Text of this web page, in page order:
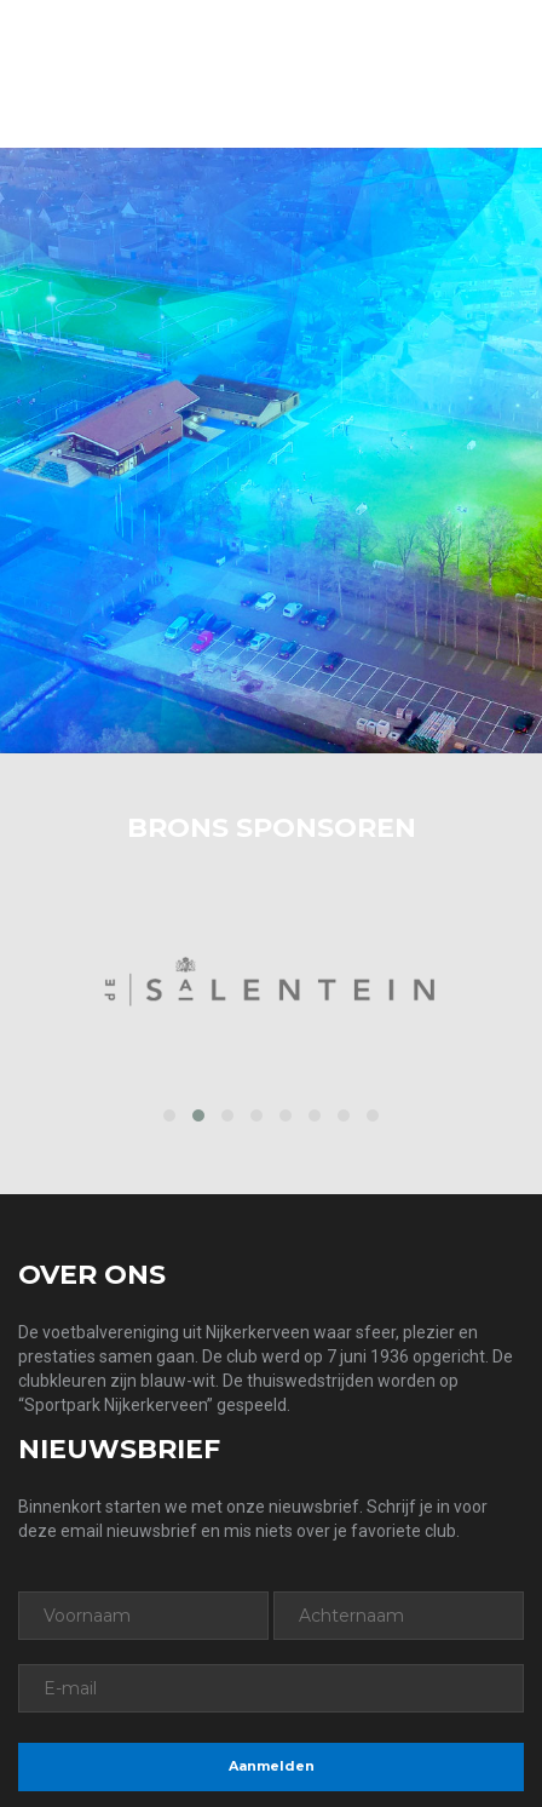
BRONS SPONSOREN
OVER ONS
De voetbalvereniging uit Nijkerkerveen waar sfeer, plezier en
prestaties samen gaan. De club werd op 7 juni 1936 opgericht. De
clubkleuren zijn blauw-wit. De thuiswedstrijden worden op
“Sportpark Nijkerkerveen” gespeeld.
NIEUWSBRIEF
Binnenkort starten we met onze nieuwsbrief. Schrijf je in voor
deze email nieuwsbrief en mis niets over je favoriete club.